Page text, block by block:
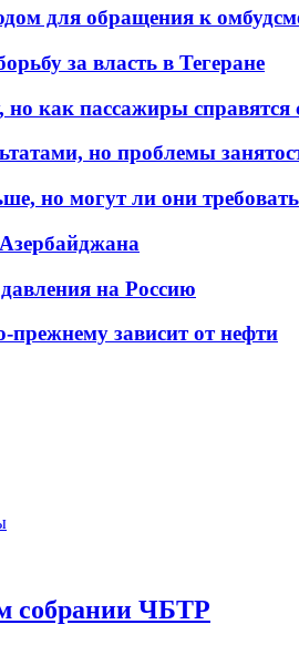
для обращения к
за власть в Тегеране
как пассажиры справятся
но проблемы
но могут ли они требовать
на Россию
прежнему зависит от нефти
собрании ЧБТР